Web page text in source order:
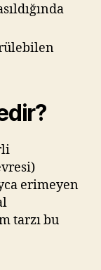
erimeyen
tarzı bu